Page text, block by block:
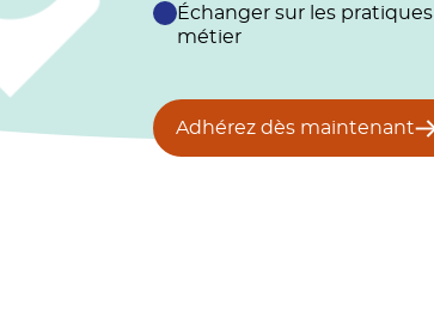
Échanger sur les pratiques
métier
Adhérez dès maintenant